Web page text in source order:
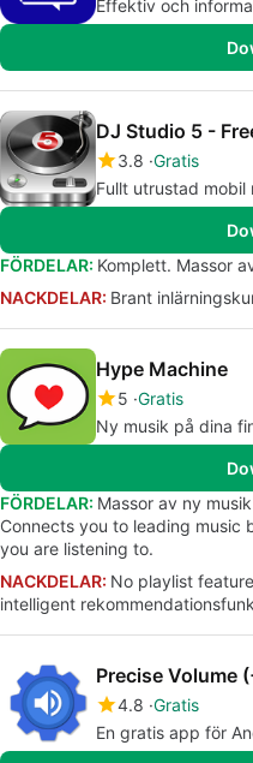
Effektiv och
DJ Studio 5 -
3.8 Gratis
Fullt utrustad mobil
FÖRDELAR: Komplett. Massor
NACKDELAR: Brant
Hype Machine
5 Gratis
Ny musik på dina
FÖRDELAR: Massor av ny
Connects you to leading music
you are listening to.
NACKDELAR: No playlist
intelligent
Precise Volume
4.8 Gratis
En gratis app för